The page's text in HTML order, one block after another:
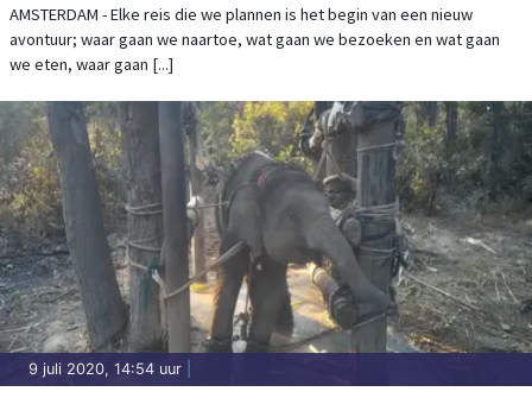
AMSTERDAM - Elke reis die we plannen is het begin van een nieuw
avontuur; waar gaan we naartoe, wat gaan we bezoeken en wat gaan
we eten, waar gaan [...]
9 juli 2020, 14:54 uur